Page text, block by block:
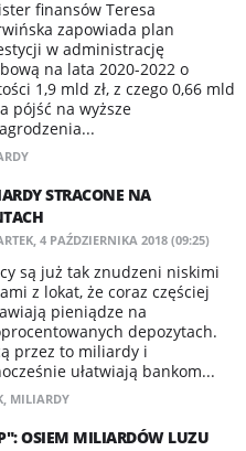
finansów Teresa
zapowiada plan
w administrację
na lata 2020-2022 o
1,9 mld zł, z czego 0,66 mld
pójść na wyższe
STRACONE NA
4 PAŹDZIERNIKA 2018 (09:25)
są już tak znudzeni niskimi
z lokat, że coraz częściej
pieniądze na
depozytach.
przez to miliardy i
ułatwiają bankom...
, MILIARDY
OSIEM MILIARDÓW LUZU